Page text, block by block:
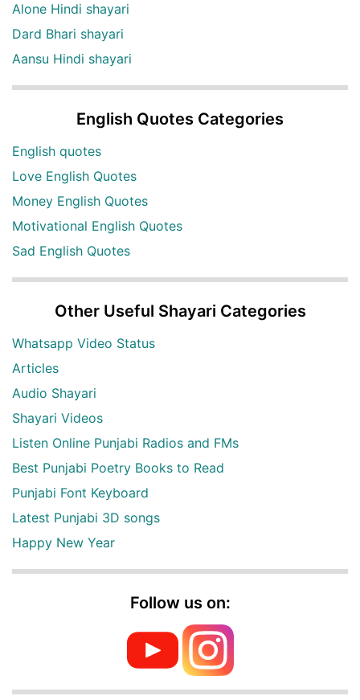
Alone Hindi shayari
Dard Bhari shayari
Aansu Hindi shayari
English Quotes Categories
English quotes
Love English Quotes
Money English Quotes
Motivational English Quotes
Sad English Quotes
Other Useful Shayari Categories
Whatsapp Video Status
Articles
Audio Shayari
Shayari Videos
Listen Online Punjabi Radios and FMs
Best Punjabi Poetry Books to Read
Punjabi Font Keyboard
Latest Punjabi 3D songs
Happy New Year
Follow us on: